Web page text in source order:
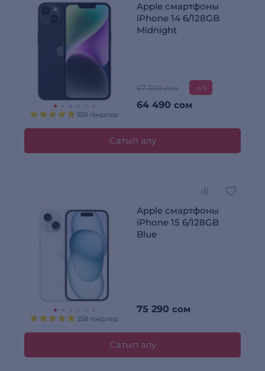
559 пікірлер
Apple смартфоны
iPhone 14 6/128GB
Midnight
67 390 сом -4%
64 490 сом
Сатып алу
258 пікірлер
Apple смартфоны
iPhone 15 6/128GB
Blue
75 290 сом
Сатып алу